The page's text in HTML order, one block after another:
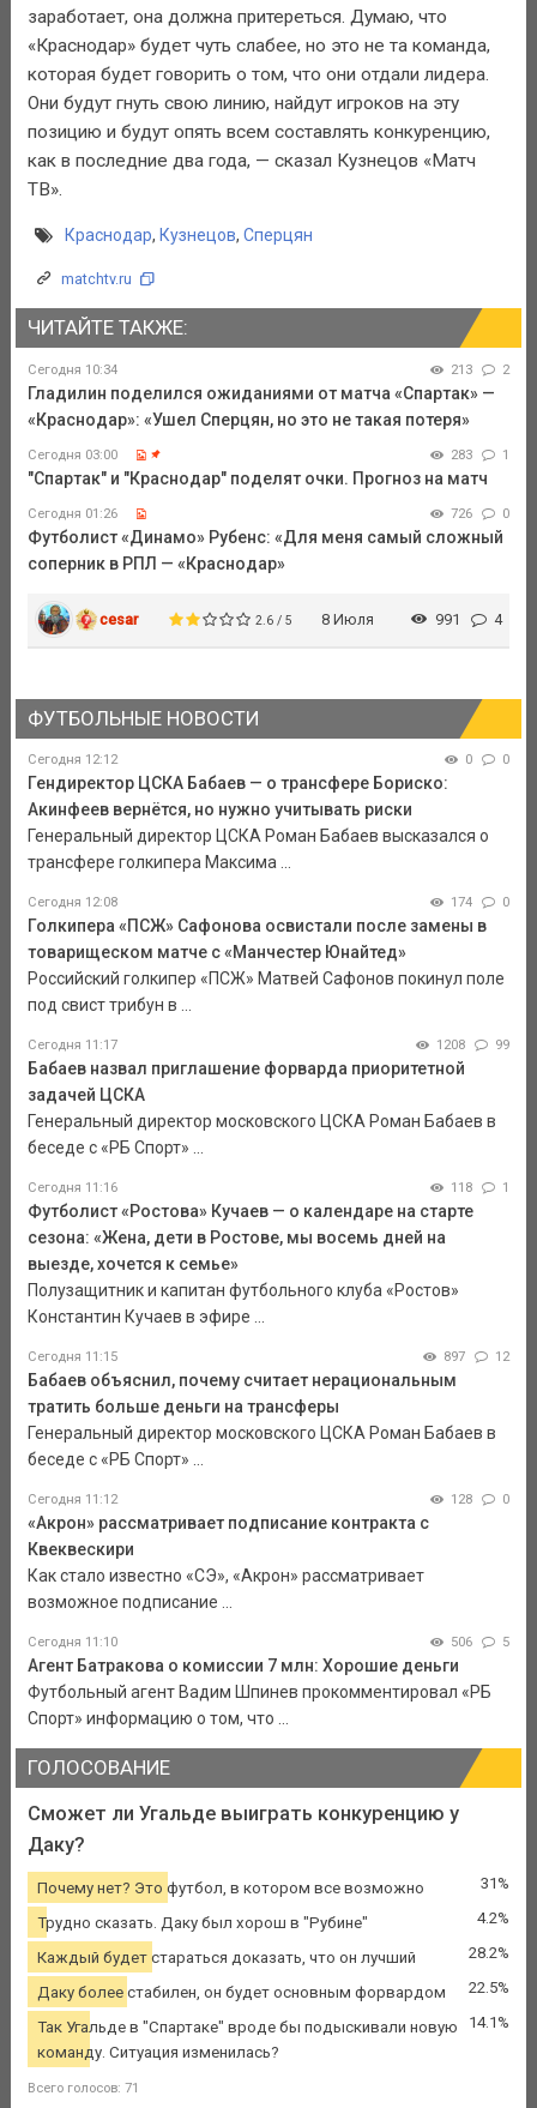
заработает, она должна притереться. Думаю, что
«Краснодар» будет чуть слабее, но это не та команда,
которая будет говорить о том, что они отдали лидера.
Они будут гнуть свою линию, найдут игроков на эту
позицию и будут опять всем составлять конкуренцию,
как в последние два года, — сказал Кузнецов «Матч
ТВ».
Краснодар, Кузнецов, Сперцян
matchtv.ru
ЧИТАЙТЕ ТАКЖЕ:
Сегодня 10:34 213 2
Гладилин поделился ожиданиями от матча «Спартак» —
«Краснодар»: «Ушел Сперцян, но это не такая потеря»
Сегодня 03:00 283 1
"Спартак" и "Краснодар" поделят очки. Прогноз на матч
Сегодня 01:26 726 0
Футболист «Динамо» Рубенс: «Для меня самый сложный
соперник в РПЛ — «Краснодар»
cesar 2.6 / 5 8 Июля 991 4
ФУТБОЛЬНЫЕ НОВОСТИ
Сегодня 12:12 0 0
Гендиректор ЦСКА Бабаев — о трансфере Бориско:
Акинфеев вернётся, но нужно учитывать риски
Генеральный директор ЦСКА Роман Бабаев высказался о
трансфере голкипера Максима ...
Сегодня 12:08 174 0
Голкипера «ПСЖ» Сафонова освистали после замены в
товарищеском матче с «Манчестер Юнайтед»
Российский голкипер «ПСЖ» Матвей Сафонов покинул поле
под свист трибун в ...
Сегодня 11:17 1208 99
Бабаев назвал приглашение форварда приоритетной
задачей ЦСКА
Генеральный директор московского ЦСКА Роман Бабаев в
беседе с «РБ Спорт» ...
Сегодня 11:16 118 1
Футболист «Ростова» Кучаев — о календаре на старте
сезона: «Жена, дети в Ростове, мы восемь дней на
выезде, хочется к семье»
Полузащитник и капитан футбольного клуба «Ростов»
Константин Кучаев в эфире ...
Сегодня 11:15 897 12
Бабаев объяснил, почему считает нерациональным
тратить больше деньги на трансферы
Генеральный директор московского ЦСКА Роман Бабаев в
беседе с «РБ Спорт» ...
Сегодня 11:12 128 0
«Акрон» рассматривает подписание контракта с
Квеквескири
Как стало известно «СЭ», «Акрон» рассматривает
возможное подписание ...
Сегодня 11:10 506 5
Агент Батракова о комиссии 7 млн: Хорошие деньги
Футбольный агент Вадим Шпинев прокомментировал «РБ
Спорт» информацию о том, что ...
ГОЛОСОВАНИЕ
Сможет ли Угальде выиграть конкуренцию у
Даку?
Почему нет? Это футбол, в котором все возможно 31%
Трудно сказать. Даку был хорош в "Рубине" 4.2%
Каждый будет стараться доказать, что он лучший 28.2%
Даку более стабилен, он будет основным форвардом 22.5%
Так Угальде в "Спартаке" вроде бы подыскивали новую
команду. Ситуация изменилась?
14.1%
Всего голосов: 71